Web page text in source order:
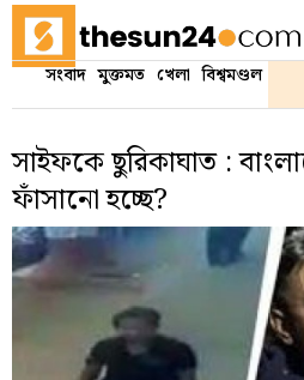
সংবাদ মুক্তমত খেলা বিশ্বমণ্ডল
সাইফকে ছুরিকাঘাত :
ফাঁসানো হচ্ছে?